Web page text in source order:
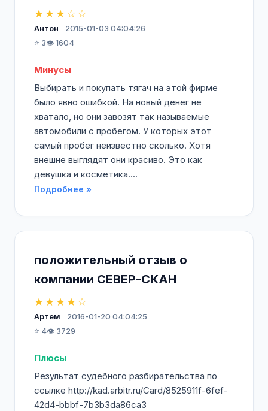
★★★☆☆
Антон
2015-01-03 04:04:26
⭐ 3👁️ 1604
Минусы
Выбирать и покупать тягач на этой фирме
было явно ошибкой. На новый денег не
хватало, но они завозят так называемые
автомобили с пробегом. У которых этот
самый пробег неизвестно сколько. Хотя
внешне выглядят они красиво. Это как
девушка и косметика....
Подробнее »
положительный отзыв о
компании СЕВЕР-СКАН
★★★★☆
Артем
2016-01-20 04:04:25
⭐ 4👁️ 3729
Плюсы
Результат судебного разбирательства по
ссылке http://kad.arbitr.ru/Card/8525911f-6fef-
42d4-bbbf-7b3b3da86ca3